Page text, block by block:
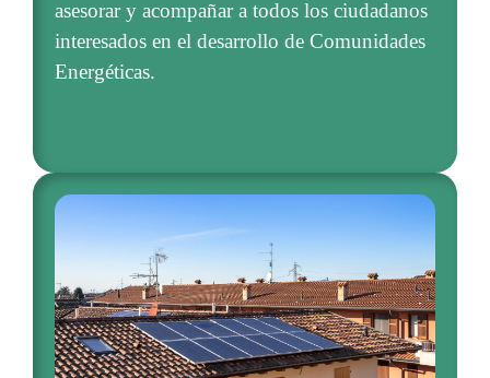
asesorar y acompañar a todos los ciudadanos
interesados en el desarrollo de Comunidades
Energéticas.